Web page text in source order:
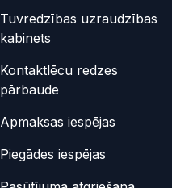
Tuvredzības uzraudzības
kabinets
Kontaktlēcu redzes
pārbaude
Apmaksas iespējas
Piegādes iespējas